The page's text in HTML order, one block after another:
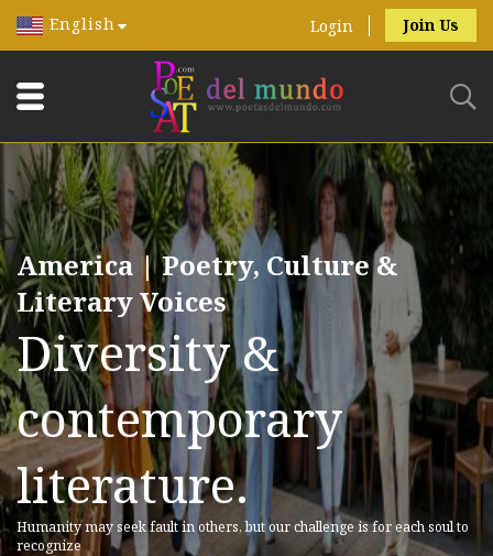
English Login Join Us
America | Poetry, Culture &
Literary Voices
Diversity &
contemporary
literature.
Humanity may seek fault in others, but our challenge is for each soul to
recognize